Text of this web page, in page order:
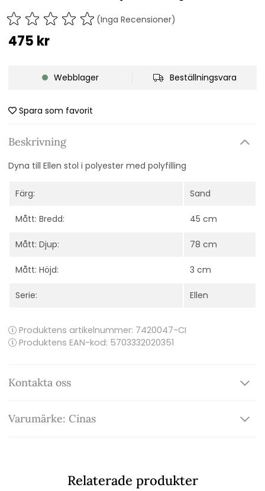
(Inga Recensioner)
475 kr
Webblager Beställningsvara
Spara som favorit
Beskrivning
Dyna till Ellen stol i polyester med polyfilling
Färg: Sand
Mått: Bredd: 45 cm
Mått: Djup: 78 cm
Mått: Höjd: 3 cm
Serie: Ellen
Produktens artikelnummer: 7420047-CI
Produktens EAN-kod: 5703332020351
Kontakta oss
Varumärke: Cinas
Relaterade produkter